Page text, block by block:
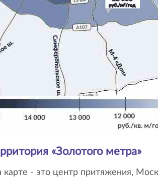
«Золотого метра»
карте - это центр притяжения,